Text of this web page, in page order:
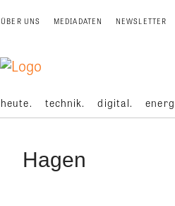
ÜBER UNS MEDIADATEN NEWSLETTER
heute. technik. digital.
Hagen